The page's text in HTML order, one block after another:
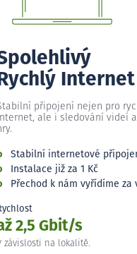
Rychlý Internet
připojení nejen pro
ale i sledování videí a
Stabilní internetové
Instalace již za 1 Kč
Přechod k nám vyřídíme za
2,5 Gbit/s
závislosti na lokalitě.